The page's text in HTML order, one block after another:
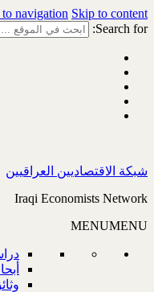
navigation Skip to content
Search for:
شبكة الاقتصاديين العراقيين
Iraqi Economists Network
MENUMENU